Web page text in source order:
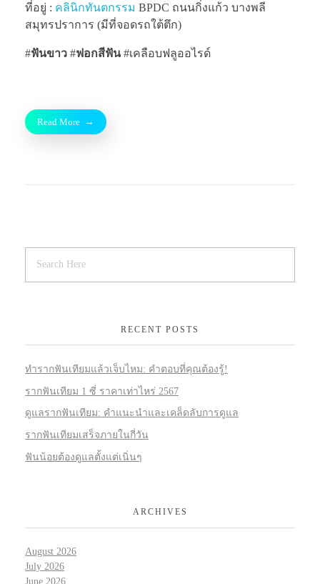
ที่อยู่ : คลินิกทันตกรรม BPDC ถนนกิ่งแก้ว บางพลี
สมุทรปราการ (มีที่จอดรถใต้ตึก)
#ฟันขาว #ฟอกสีฟัน#เคลือบฟลูออไรด์
Read More
RECENT POSTS
ทำรากฟันเทียมแล้วเจ็บไหม: คำตอบที่คุณต้องรู้!
รากฟันเทียม 1 ซี่ ราคาเท่าไหร่ 2567
ดูแลรากฟันเทียม: คำแนะนำและเคล็ดลับการดูแล
รากฟันเทียมเสร็จภายในกี่วัน
ฟันน้อยต้องดูแลตั้งแต่เนิ่นๆ
ARCHIVES
August 2026
July 2026
June 2026